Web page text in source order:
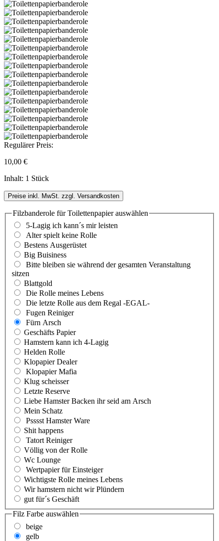
Regulärer Preis:
10,00 €
Inhalt: 1 Stück
Preise inkl. MwSt. zzgl. Versandkosten
Filzbanderole für Toilettenpapierauswählen
5-Lagig ich kann´s mir leisten
Alter spielt keine Rolle
Bestens Ausgerüstet
Big Buisiness
Bitte bleiben sie während der gesamten Veranstaltung
sitzen
Blattgold
Die Rolle meines Lebens
Die letzte Rolle aus dem Regal -EGAL-
Fugen Reiniger
Fürn Arsch
Geschäfts Papier
Hamstern kann ich 4-Lagig
Helden Rolle
Klopapier Dealer
Klopapier Mafia
Klug scheisser
Letzte Reserve
Liebe Hamster Backen ihr seid am Arsch
Mein Schatz
Psssst Hamster Ware
Shit happens
Tatort Reiniger
Völlig von der Rolle
Wc Lounge
Wertpapier für Einsteiger
Wichtigste Rolle meines Lebens
Wir hamstern nicht wir Plündern
gut für´s Geschäft
Filz Farbe auswählen
beige
gelb